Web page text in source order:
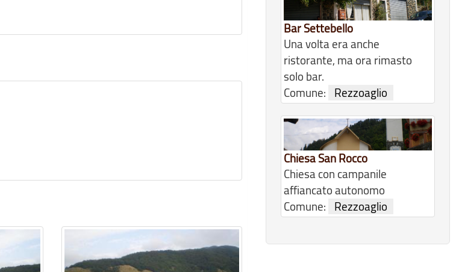
Bar Settebello
Una volta era anche
ristorante, ma ora rimasto
solo bar.
Comune:
Rezzoaglio
Chiesa San Rocco
Chiesa con campanile
affiancato autonomo
Comune:
Rezzoaglio